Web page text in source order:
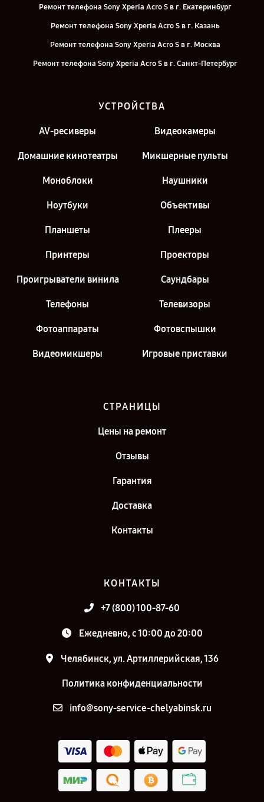
Ремонт телефона Sony Xperia Acro S в г. Екатеринбург
Ремонт телефона Sony Xperia Acro S в г. Казань
Ремонт телефона Sony Xperia Acro S в г. Москва
Ремонт телефона Sony Xperia Acro S в г. Санкт-Петербург
УСТРОЙСТВА
AV-ресиверы Видеокамеры
Домашние кинотеатры Микшерные пульты
Моноблоки Наушники
Ноутбуки Объективы
Планшеты Плееры
Принтеры Проекторы
Проигрыватели винила Саундбары
Телефоны Телевизоры
Фотоаппараты Фотовспышки
Видеомикшеры Игровые приставки
СТРАНИЦЫ
Цены на ремонт
Отзывы
Гарантия
Доставка
Контакты
КОНТАКТЫ
+7 (800) 100-87-60
Ежедневно, с 10:00 до 20:00
Челябинск, ул. Артиллерийская, 136
Политика конфиденциальности
info@sony-service-chelyabinsk.ru